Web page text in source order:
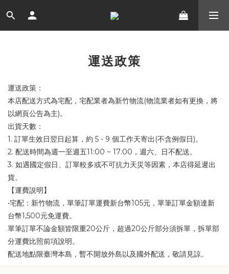
運送政策
運送政策：
本店配送方式為宅配，宅配業者為新竹物流(物流業者如有更換，將
以網頁公告為主)。
出貨天數：
1. 訂單生效日翌日起算，約 5 - 9 個工作天寄出 (不含例假日)。
2. 配送時間為週一至週五11:00 ~ 17:00 ，週六、日不配送。
3. 如遇國定假日、訂單較多或不可抗力天災等因素，本店得延遲出
貨。
【運費說明】
•宅配：新竹物流，單筆訂單運費新台幣105元，單筆訂單金額達新
台幣1,500元免運費。
單筆訂單不論金額皆限重20公斤，超過20公斤部分須拆單，拆單部
分運費比照前項說明。
配送地點限臺灣本島，暫不開放外島以及國外配送，敬請見諒。